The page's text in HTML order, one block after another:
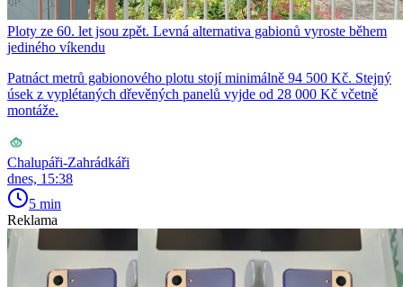
Ploty ze 60. let jsou zpět. Levná alternativa gabionů vyroste během
jediného víkendu
Patnáct metrů gabionového plotu stojí minimálně 94 500 Kč. Stejný
úsek z vyplétaných dřevěných panelů vyjde od 28 000 Kč včetně
montáže.
Chalupáři-Zahrádkáři
dnes, 15:38
5 min
Reklama